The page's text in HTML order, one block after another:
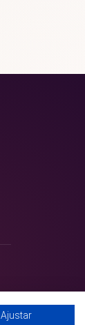
Ajustar